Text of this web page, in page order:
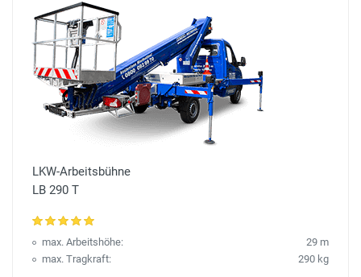
LKW-Arbeitsbühne
LB 290 T
max. Arbeitshöhe:
29 m
max. Tragkraft:
290 kg